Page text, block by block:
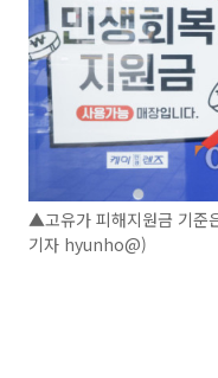
▲고유가 피해지원금 기준
기자 hyunho@)